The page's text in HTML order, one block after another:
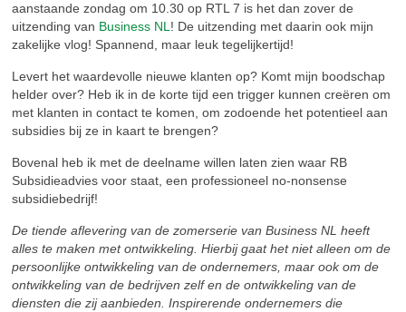
aanstaande zondag om 10.30 op RTL 7 is het dan zover de
uitzending van Business NL! De uitzending met daarin ook mijn
zakelijke vlog! Spannend, maar leuk tegelijkertijd!
Levert het waardevolle nieuwe klanten op? Komt mijn boodschap
helder over? Heb ik in de korte tijd een trigger kunnen creëren om
met klanten in contact te komen, om zodoende het potentieel aan
subsidies bij ze in kaart te brengen?
Bovenal heb ik met de deelname willen laten zien waar RB
Subsidieadvies voor staat, een professioneel no-nonsense
subsidiebedrijf!
De tiende aflevering van de zomerserie van Business NL heeft
alles te maken met ontwikkeling. Hierbij gaat het niet alleen om de
persoonlijke ontwikkeling van de ondernemers, maar ook om de
ontwikkeling van de bedrijven zelf en de ontwikkeling van de
diensten die zij aanbieden. Inspirerende ondernemers die